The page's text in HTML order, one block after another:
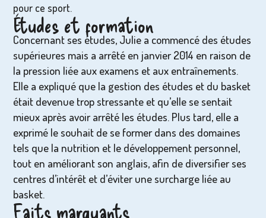
pour ce sport.
Études et formation
Concernant ses études, Julie a commencé des études
supérieures mais a arrêté en janvier 2014 en raison de
la pression liée aux examens et aux entraînements.
Elle a expliqué que la gestion des études et du basket
était devenue trop stressante et qu’elle se sentait
mieux après avoir arrêté les études. Plus tard, elle a
exprimé le souhait de se former dans des domaines
tels que la nutrition et le développement personnel,
tout en améliorant son anglais, afin de diversifier ses
centres d’intérêt et d’éviter une surcharge liée au
basket.
Faits marquants